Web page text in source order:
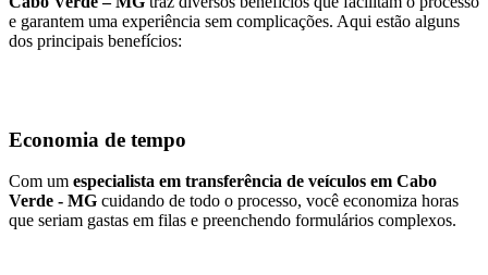
e garantem uma experiência sem complicações. Aqui estão alguns
dos principais benefícios:
Economia de tempo
Com um especialista em transferência de veículos em Cabo
Verde - MG cuidando de todo o processo, você economiza horas
que seriam gastas em filas e preenchendo formulários complexos.